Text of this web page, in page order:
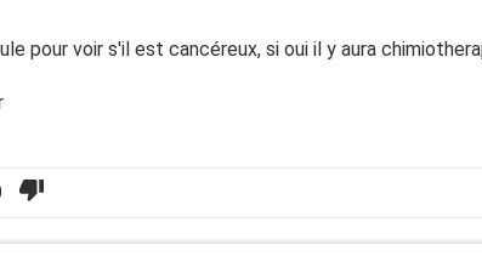
pour voir s'il est cancéreux, si oui il y aura